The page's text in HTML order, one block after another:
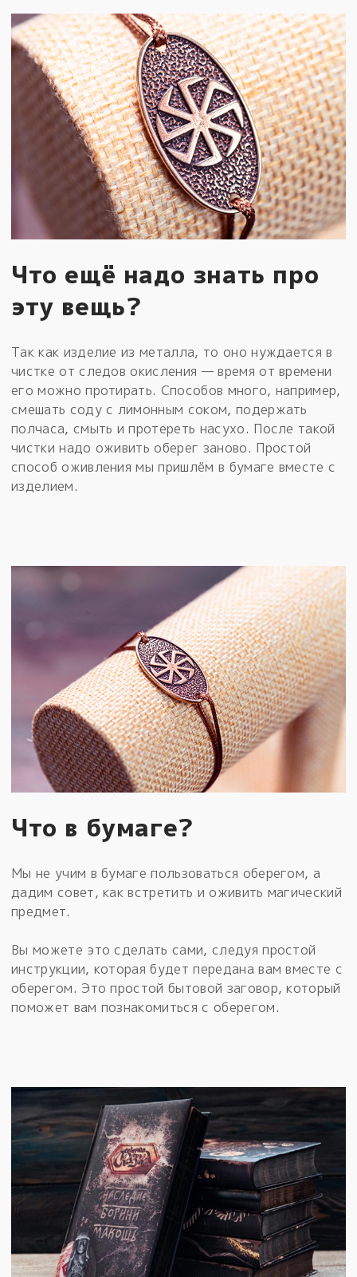
Что ещё надо знать про
эту вещь?
Так как изделие из металла, то оно нуждается в
чистке от следов окисления — время от времени
его можно протирать. Способов много, например,
смешать соду с лимонным соком, подержать
полчаса, смыть и протереть насухо. После такой
чистки надо оживить оберег заново. Простой
способ оживления мы пришлём в бумаге вместе с
изделием.
Что в бумаге?
Мы не учим в бумаге пользоваться оберегом, а
дадим совет, как встретить и оживить магический
предмет.
Вы можете это сделать сами, следуя простой
инструкции, которая будет передана вам вместе с
оберегом. Это простой бытовой заговор, который
поможет вам познакомиться с оберегом.